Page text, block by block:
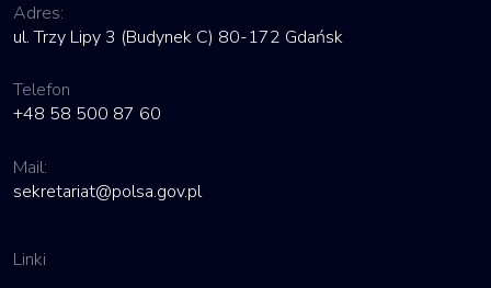
Adres:
ul. Trzy Lipy 3 (Budynek C) 80-172 Gdańsk
Telefon
+48 58 500 87 60
Mail:
sekretariat@polsa.gov.pl
Linki